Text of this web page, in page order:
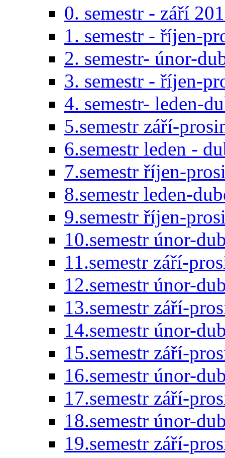
0. semestr - září
1. semestr - říjen-
2. semestr- únor-
3. semestr - říjen-
4. semestr- leden-
5.semestr září-
6.semestr leden -
7.semestr říjen-
8.semestr leden-
9.semestr říjen-
10.semestr únor-
11.semestr září-
12.semestr únor-
13.semestr září-
14.semestr únor-
15.semestr září-
16.semestr únor-
17.semestr září-
18.semestr únor-
19.semestr září-